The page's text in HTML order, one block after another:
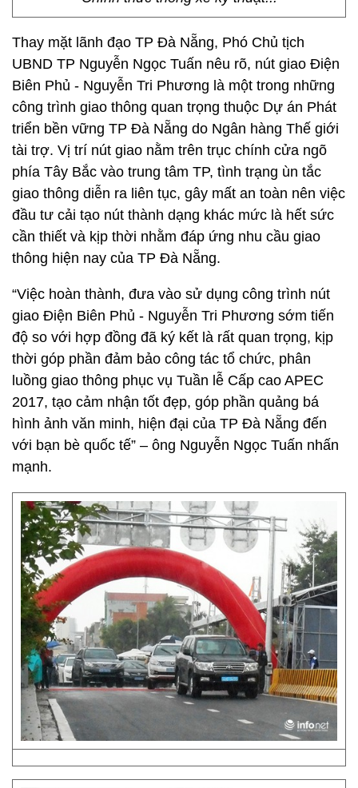
Thay mặt lãnh đạo TP Đà Nẵng, Phó Chủ tịch
UBND TP Nguyễn Ngọc Tuấn nêu rõ, nút giao Điện
Biên Phủ - Nguyễn Tri Phương là một trong những
công trình giao thông quan trọng thuộc Dự án Phát
triển bền vững TP Đà Nẵng do Ngân hàng Thế giới
tài trợ. Vị trí nút giao nằm trên trục chính cửa ngõ
phía Tây Bắc vào trung tâm TP, tình trạng ùn tắc
giao thông diễn ra liên tục, gây mất an toàn nên việc
đầu tư cải tạo nút thành dạng khác mức là hết sức
cần thiết và kịp thời nhằm đáp ứng nhu cầu giao
thông hiện nay của TP Đà Nẵng.
“Việc hoàn thành, đưa vào sử dụng công trình nút
giao Điện Biên Phủ - Nguyễn Tri Phương sớm tiến
độ so với hợp đồng đã ký kết là rất quan trọng, kịp
thời góp phần đảm bảo công tác tổ chức, phân
luồng giao thông phục vụ Tuần lễ Cấp cao APEC
2017, tạo cảm nhận tốt đẹp, góp phần quảng bá
hình ảnh văn minh, hiện đại của TP Đà Nẵng đến
với bạn bè quốc tế” – ông Nguyễn Ngọc Tuấn nhấn
mạnh.